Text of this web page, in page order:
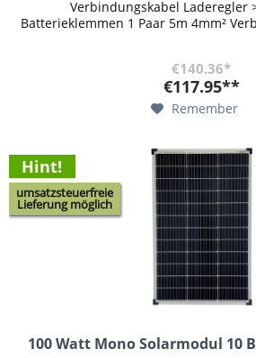
Verbindungskabel Laderegler
Batterieklemmen 1 Paar 5m 4mm²
€140.36*
€117.95**
Remember
Hint!
umsatzsteuerfreie
Lieferung möglich
100 Watt Mono Solarmodul 10